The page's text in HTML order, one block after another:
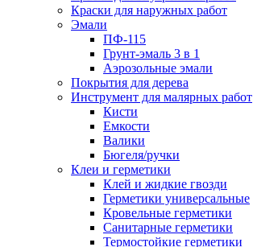
Краски для наружных работ
Эмали
ПФ-115
Грунт-эмаль 3 в 1
Аэрозольные эмали
Покрытия для дерева
Инструмент для малярных работ
Кисти
Емкости
Валики
Бюгеля/ручки
Клеи и герметики
Клей и жидкие гвозди
Герметики универсальные
Кровельные герметики
Санитарные герметики
Термостойкие герметики